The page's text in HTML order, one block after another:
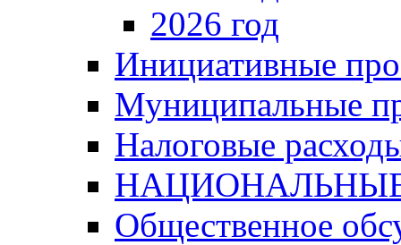
2026 год
Инициативные
Муниципальные
Налоговые
Общественное